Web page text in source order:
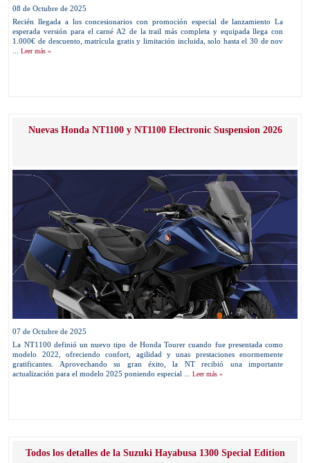
08 de Octubre de 2025
Recién llegada a los concesionarios con promoción especial de lanzamiento La
esperada versión para el carné A2 de la trail más completa y equipada llega con
1.000€ de descuento, matrícula gratis y limitación incluida, solo hasta el 30 de nov
...Leer más »
Nuevas Honda NT1100 y NT1100 Electronic Suspension 2026
07 de Octubre de 2025
La NT1100 definió un nuevo tipo de Honda Tourer cuando fue presentada como
modelo 2022, ofreciendo confort, agilidad y unas prestaciones enormemente
gratificantes. Aprovechando su gran éxito, la NT recibió una importante
actualización para el modelo 2025 poniendo especial ...Leer más »
Todos los detalles de la Suzuki Hayabusa 1300 Special Edition